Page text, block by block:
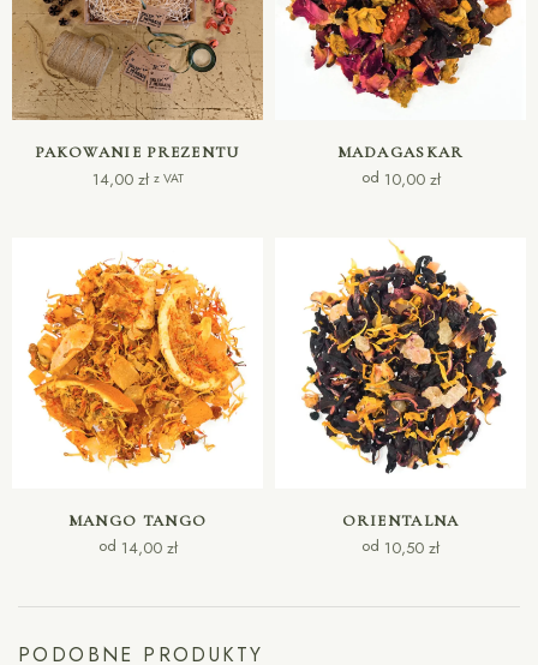
DODAJ DO KOSZYKA
PAKOWANIE PREZENTU
14,00 zł z VAT
WYBIERZ OPCJE
MADAGASKAR
od 10,00 zł
WYBIERZ OPCJE
MANGO TANGO
od 14,00 zł
WYBIERZ OPCJE
ORIENTALNA
od 10,50 zł
PODOBNE PRODUKTY